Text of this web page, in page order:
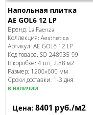
Напольная плитка
AE GOL6 12 LP
Бренд: La Faenza
Коллекция: Aesthetica
Артикул: AE GOL6 12 LP
Код товара: SD-248935-99
В коробке: 4 шт, 2.88 м2
Размер: 1200x600 мм
Сроки доставки: 1-3 дня
в наличии
Цена: 8401 руб./м2